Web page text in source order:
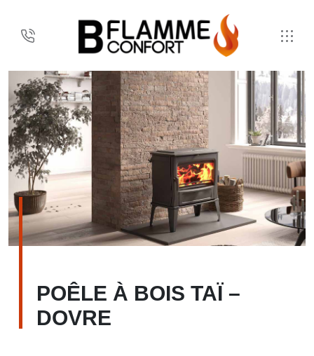
POÊLE À BOIS TAÏ –
DOVRE